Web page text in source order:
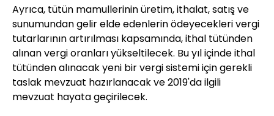
Ayrıca, tütün mamullerinin üretim, ithalat, satış ve
sunumundan gelir elde edenlerin ödeyecekleri vergi
tutarlarının artırılması kapsamında, ithal tütünden
alınan vergi oranları yükseltilecek. Bu yıl içinde ithal
tütünden alınacak yeni bir vergi sistemi için gerekli
taslak mevzuat hazırlanacak ve 2019'da ilgili
mevzuat hayata geçirilecek.